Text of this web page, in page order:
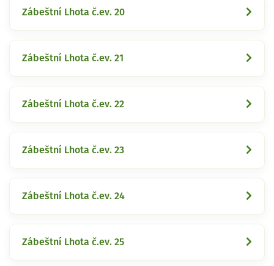
Zábeštní Lhota č.ev. 20
Zábeštní Lhota č.ev. 21
Zábeštní Lhota č.ev. 22
Zábeštní Lhota č.ev. 23
Zábeštní Lhota č.ev. 24
Zábeštní Lhota č.ev. 25